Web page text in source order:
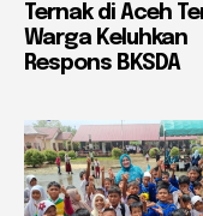
Ternak di Aceh
Warga Keluhkan
Respons BKSDA